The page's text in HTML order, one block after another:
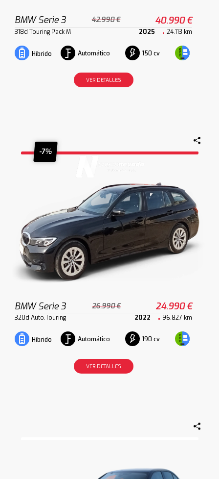
BMW Serie 3 42.990 € 40.990 €
318d Touring Pack M 2025 24.113 km
Híbrido Automático 150 cv
VER DETALLES
-7%
BMW Serie 3 26.990 € 24.990 €
320d Auto.Touring 2022 96.827 km
Híbrido Automático 190 cv
VER DETALLES